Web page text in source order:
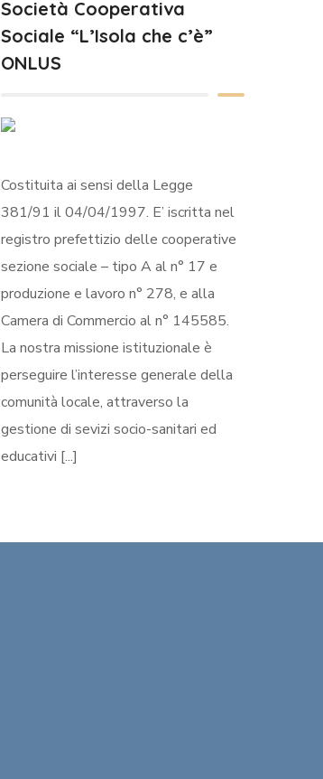
Società Cooperativa
Sociale “L’Isola che c’è”
ONLUS
Costituita ai sensi della Legge
381/91 il 04/04/1997. E’ iscritta nel
registro prefettizio delle cooperative
sezione sociale – tipo A al n° 17 e
produzione e lavoro n° 278, e alla
Camera di Commercio al n° 145585.
La nostra missione istituzionale è
perseguire l’interesse generale della
comunità locale, attraverso la
gestione di sevizi socio-sanitari ed
educativi [...]